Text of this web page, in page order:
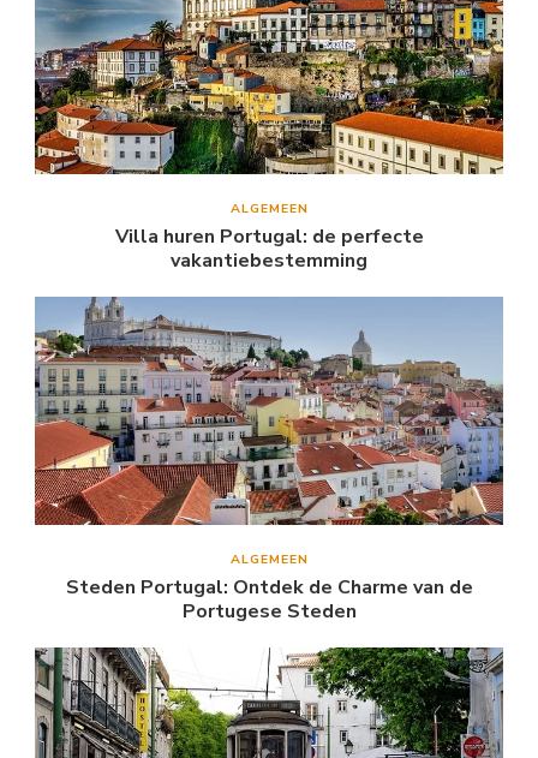
ALGEMEEN
Villa huren Portugal: de perfecte
vakantiebestemming
ALGEMEEN
Steden Portugal: Ontdek de Charme van de
Portugese Steden